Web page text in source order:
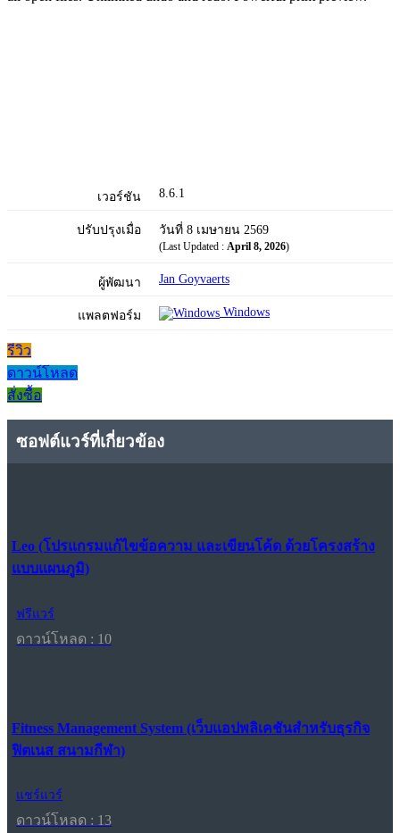
เวอร์ชัน 8.6.1
ปรับปรุงเมื่อ วันที่ 8 เมษายน 2569
(Last Updated : April 8, 2026)
ผู้พัฒนา Jan Goyvaerts
แพลตฟอร์ม Windows
รีวิว
ดาวน์โหลด
สั่งซื้อ
ซอฟต์แวร์ที่เกี่ยวข้อง
Leo (โปรแกรมแก้ไขข้อความ และเขียนโค้ด ด้วยโครงสร้าง
แบบแผนภูมิ)
ฟรีแวร์
ดาวน์โหลด : 10
Fitness Management System (เว็บแอปพลิเคชันสำหรับธุรกิจ
ฟิตเนส สนามกีฬา)
แชร์แวร์
ดาวน์โหลด : 13